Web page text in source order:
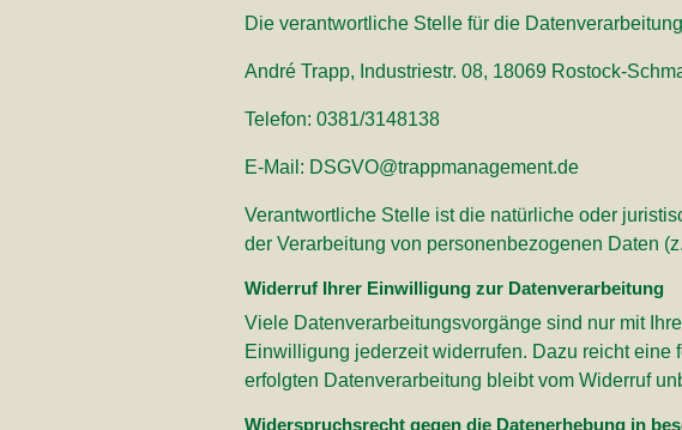
Die verantwortliche Stelle für die
André Trapp, Industriestr. 08, 18069 Rostock-
Telefon: 0381/3148138
E-Mail: DSGVO@trappmanagement.de
Verantwortliche Stelle ist die natürliche oder
der Verarbeitung von personenbezogenen Daten
Widerruf Ihrer Einwilligung zur Datenverarbeitung
Viele Datenverarbeitungsvorgänge sind nur mit
Einwilligung jederzeit widerrufen. Dazu reicht
erfolgten Datenverarbeitung bleibt vom Widerruf
Widerspruchsrecht gegen die Datenerhebung in